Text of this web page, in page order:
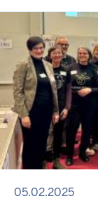
05.02.2025